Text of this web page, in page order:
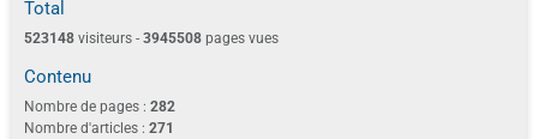
Total
523148 visiteurs - 3945508 pages vues
Contenu
Nombre de pages : 282
Nombre d'articles : 271